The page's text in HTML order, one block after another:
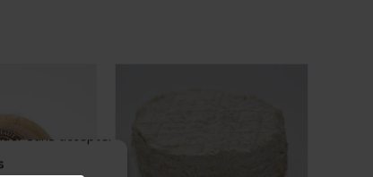
sans accepter